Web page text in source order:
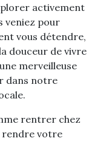
activement
veniez pour
vous détendre,
douceur de vivre
merveilleuse
dans notre
rentrer chez
rendre votre